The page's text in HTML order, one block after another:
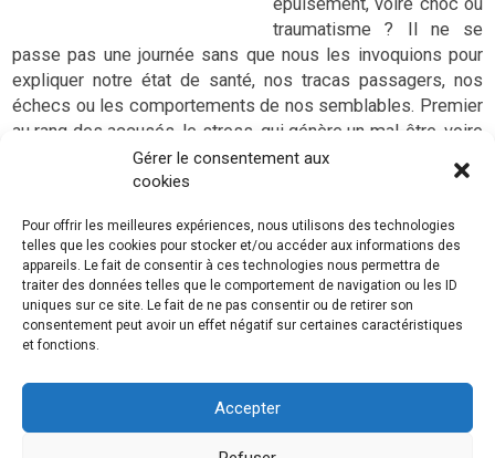
Gérer le consentement aux
cookies
Pour offrir les meilleures expériences, nous utilisons des technologies
telles que les cookies pour stocker et/ou accéder aux informations des
appareils. Le fait de consentir à ces technologies nous permettra de
traiter des données telles que le comportement de navigation ou les ID
uniques sur ce site. Le fait de ne pas consentir ou de retirer son
consentement peut avoir un effet négatif sur certaines caractéristiques
et fonctions.
Accepter
traumatisme ? Il ne se
passe pas une journée sans que nous les invoquions pour
expliquer notre état de santé, nos tracas passagers, nos
échecs ou les comportements de nos semblables. Premier
au rang des accusés, le stress, qui génère un mal-être, voire
de véritables «maladies» ou souffrances psychiques. Il
s’agit du burn-out (épuisement psychique) ou du
Comment se créent et se développent de telles
psychopathologies ? Comment s’expriment-elles
cliniquement chez les patients ? Que faire et comment
aider psychologiquement ces patients qui souffrent ?
Pour répondre à ces questions et bien d’autres encore, cet
cliniques que psychopathologiques des souffrances
psychiques consécutives des violences et du stress de
plus en plus prégnants dans les relations interpersonnelles.